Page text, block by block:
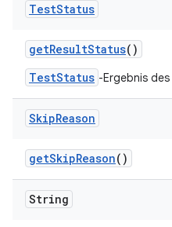
TestStatus
getResultStatus()
TestStatus -Ergebnis
SkipReason
getSkipReason()
String